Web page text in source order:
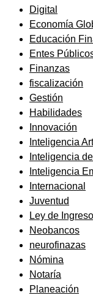
Digital
Economía
Educación
Entes
Finanzas
fiscalización
Gestión
Habilidades
Innovación
Inteligencia
Inteligencia
Inteligencia
Internacional
Juventud
Ley de
Neobancos
neurofinazas
Nómina
Notaría
Planeación